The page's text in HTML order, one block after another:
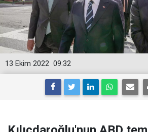
09:32
13 Ekim 2022